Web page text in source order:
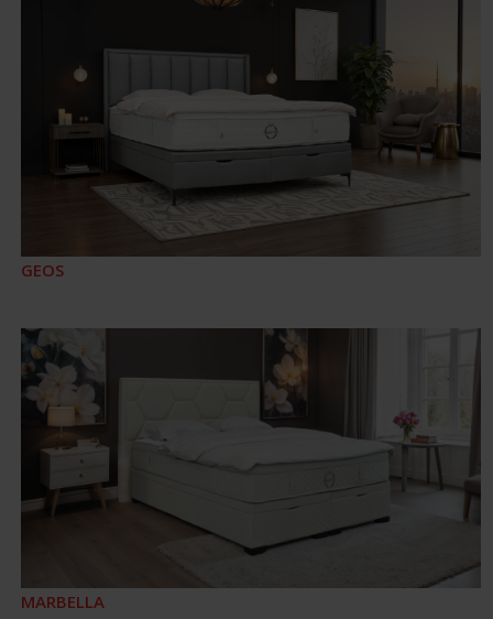
GEOS
MARBELLA